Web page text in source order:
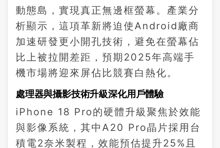
動態島，實現真正無邊框螢幕。產業分
析顯示，這項革新將迫使Android廠商
加速研發更小開孔技術，避免在螢幕佔
比上被拉開差距，預期2025年高端手
機市場將迎來屏佔比競賽白熱化。
處理器與攝影技術升級深化用戶體驗
iPhone 18 Pro的硬體升級聚焦於效能
與影像系統，其中A20 Pro晶片採用台
積電2奈米製程，效能預估提升25%且